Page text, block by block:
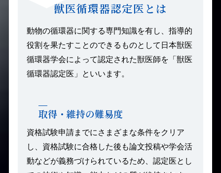
獣医循環器認定医とは
動物の循環器に関する専門知識を有し、指導的
役割を果たすことのできるものとして日本獣医
循環器学会によって認定された獣医師を「獣医
循環器認定医」といいます。
取得・維持の難易度
資格試験申請までにさまざまな条件をクリア
し、資格試験に合格した後も論文投稿や学会活
動などが義務づけられているため、認定医とし